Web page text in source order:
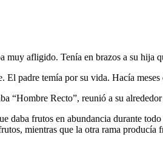
muy afligido. Tenía en brazos a su hija
El padre temía por su vida. Hacía
“Hombre Recto”, reunió a su
daba frutos en abundancia durante
mientras que la otra rama